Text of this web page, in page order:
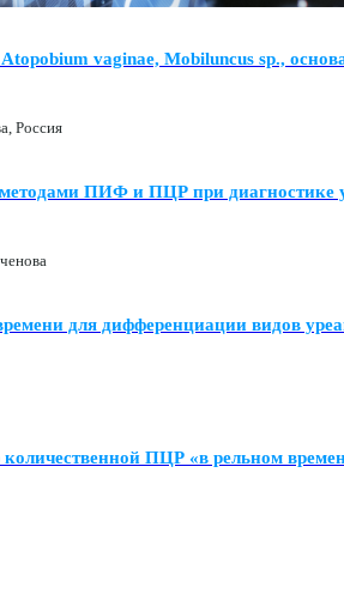
vaginae, Mobiluncus sp.,
Россия
методами ПИФ и ПЦР при
для дифференциации видов
ПЦР «в рельном